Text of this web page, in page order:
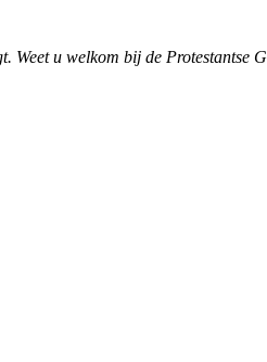
Weet u welkom bij de Protestantse